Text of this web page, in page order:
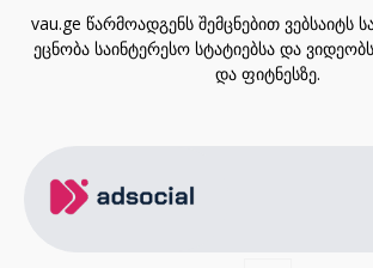
vau.ge წარმოადგენს შემცნებით ვებსაიტს
ეცნობა საინტერესო სტატიებსა და
და ფიტნესზე.